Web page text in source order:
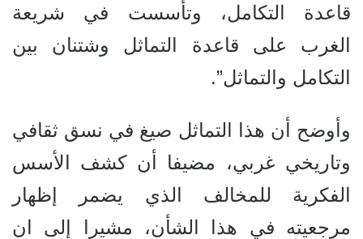
قاعدة التكامل، وتأسست في شريعة
الغرب على قاعدة التماثل وشتنان بين
التكامل والتماثل”.
وأوضح أن هذا التماثل صيغ في نسق ثقافي
وتاريخي غربي، مضيفا أن كشف الأسس
الفكرية للمخالف الذي يضمر إظهار
مرجعيته في هذا الشأن، مشيرا إلى ان